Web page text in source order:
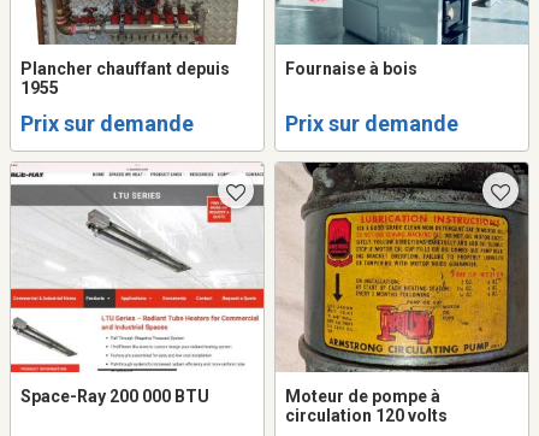
Plancher chauffant depuis
1955
Prix sur demande
Fournaise à bois
Prix sur demande
Space-Ray 200 000 BTU
Moteur de pompe à
circulation 120 volts